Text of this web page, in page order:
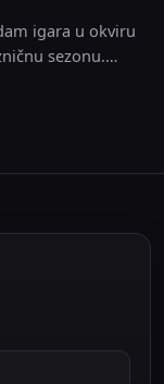
igara u okviru
sezonu.